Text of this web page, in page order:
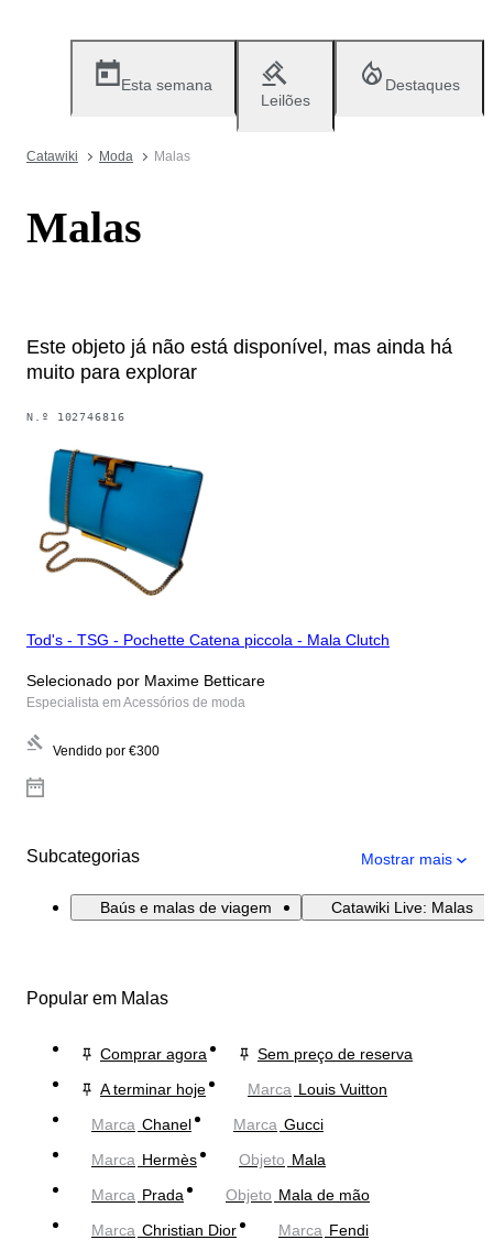
Esta semana
Leilões
Destaques
Catawiki Moda Malas
Malas
Este objeto já não está disponível, mas ainda há
muito para explorar
N.º 102746816
Tod's - TSG - Pochette Catena piccola - Mala Clutch
Selecionado por Maxime Betticare
Especialista em Acessórios de moda
Vendido por €300
Subcategorias Mostrar mais
Baús e malas de viagem Catawiki Live: Malas
Popular em Malas
Comprar agora
Sem preço de reserva
A terminar hoje
Marca Louis Vuitton
Marca Chanel Marca Gucci
Marca Hermès Objeto Mala
Marca Prada Objeto Mala de mão
Marca Christian Dior Marca Fendi